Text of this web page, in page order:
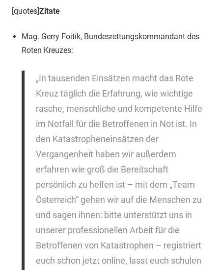
[quotes]Zitate
Mag. Gerry Foitik, Bundesrettungskommandant des
Roten Kreuzes:
„In tausenden Einsätzen macht das Rote
Kreuz täglich die Erfahrung, wie wichtige
rasche, menschliche und kompetente Hilfe
im Notfall für die Betroffenen in Not ist. In
den Katastropheneinsätzen der
Vergangenheit haben wir außerdem
erfahren wie groß die Bereitschaft
persönlich zu helfen ist – mit dem „Team
Österreich“ gehen wir auf die Menschen zu
und sagen ihnen: bitte unterstützt uns in
unserer professionellen Arbeit für die
Betroffenen von Katastrophen – registriert
euch schon jetzt online, lasst euch schulen